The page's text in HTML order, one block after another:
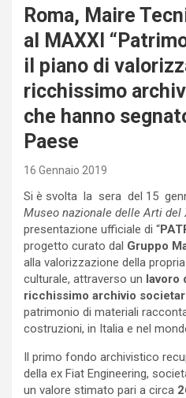
Roma, Maire
al MAXXI
il piano di
ricchissimo
che hanno
Paese
16 Gennaio 2019
Si è svolta la sera del 15
Museo nazionale delle Arti del
presentazione ufficiale di “
progetto curato dal Gruppo
alla valorizzazione della
culturale, attraverso un lavoro
ricchissimo archivio
patrimonio di materiali
costruzioni, in Italia e nel
Il primo fondo archivistico
della ex Fiat Engineering,
un valore stimato pari a circa